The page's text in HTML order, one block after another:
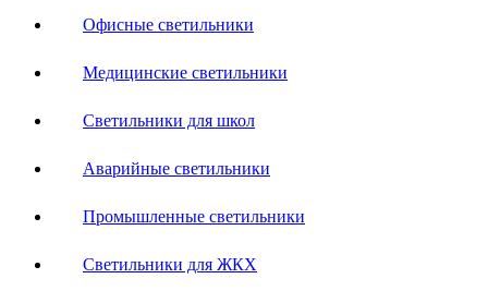
Офисные светильники
Медицинские светильники
Светильники для школ
Аварийные светильники
Промышленные светильники
Светильники для ЖКХ